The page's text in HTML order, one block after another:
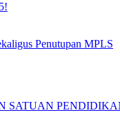
Penutupan MPLS